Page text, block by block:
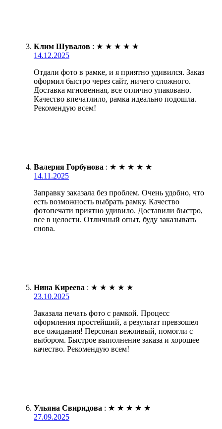
Клим Шувалов : ★ ★ ★ ★ ★
14.12.2025
Отдали фото в рамке, и я приятно удивился. Заказ
оформил быстро через сайт, ничего сложного.
Доставка мгновенная, все отлично упаковано.
Качество впечатлило, рамка идеально подошла.
Рекомендую всем!
Валерия Горбунова : ★ ★ ★ ★ ★
14.11.2025
Заправку заказала без проблем. Очень удобно, что
есть возможность выбрать рамку. Качество
фотопечати приятно удивило. Доставили быстро,
все в целости. Отличный опыт, буду заказывать
снова.
Нина Киреева : ★ ★ ★ ★ ★
23.10.2025
Заказала печать фото с рамкой. Процесс
оформления простейший, а результат превзошел
все ожидания! Персонал вежливый, помогли с
выбором. Быстрое выполнение заказа и хорошее
качество. Рекомендую всем!
Ульяна Свиридова : ★ ★ ★ ★ ★
27.09.2025